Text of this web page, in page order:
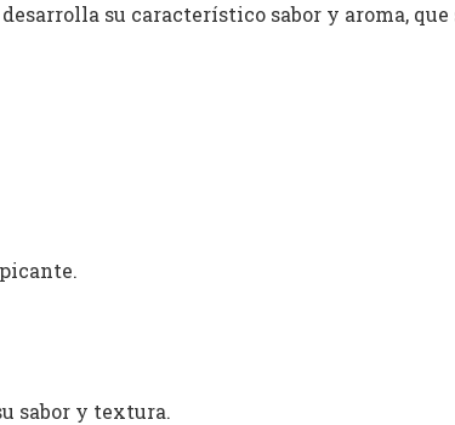
su característico sabor y aroma,
sabor y textura.